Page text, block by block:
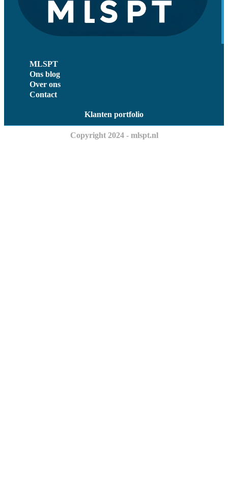
MLSPT
Ons blog
Over ons
Contact
Klanten portfolio
Copyright 2024 - mlspt.nl